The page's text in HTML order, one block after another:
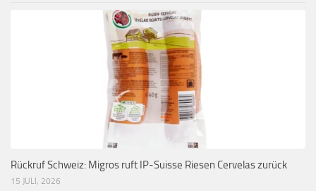
Rückruf Schweiz: Migros ruft IP-Suisse Riesen Cervelas zurück
15 JULI, 2026